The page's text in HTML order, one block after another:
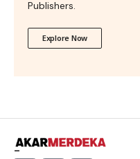
Publishers.
Explore Now
–